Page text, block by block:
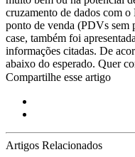
cruzamento de dados com
ponto de venda (PDVs sem
case, também foi
informações citadas. De
abaixo do esperado. Quer
Compartilhe esse artigo
Artigos Relacionados